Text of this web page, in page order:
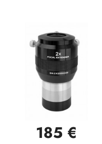
185 €